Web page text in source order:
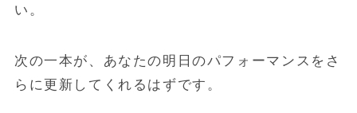
い。
次の一本が、あなたの明日のパフォーマンスをさ
らに更新してくれるはずです。